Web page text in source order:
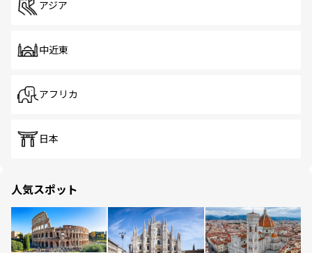
アジア
中近東
アフリカ
日本
人気スポット